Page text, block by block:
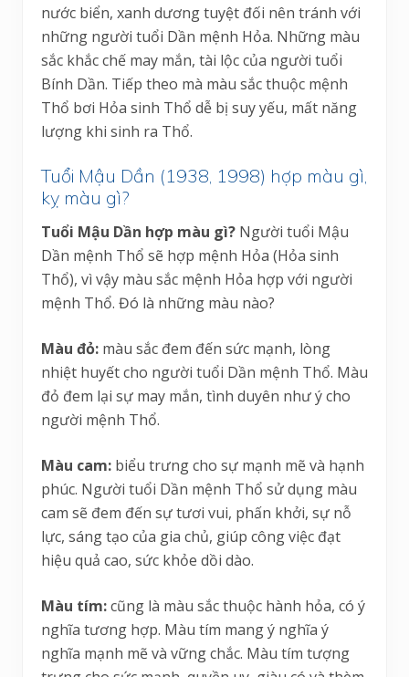
nước biển, xanh dương tuyệt đối nên tránh với
những người tuổi Dần mệnh Hỏa. Những màu
sắc khắc chế may mắn, tài lộc của người tuổi
Bính Dần. Tiếp theo mà màu sắc thuộc mệnh
Thổ bơi Hỏa sinh Thổ dễ bị suy yếu, mất năng
lượng khi sinh ra Thổ.
Tuổi Mậu Dần (1938, 1998) hợp màu gì,
kỵ màu gì?
Tuổi Mậu Dần hợp màu gì? Người tuổi Mậu
Dần mệnh Thổ sẽ hợp mệnh Hỏa (Hỏa sinh
Thổ), vì vậy màu sắc mệnh Hỏa hợp với người
mệnh Thổ. Đó là những màu nào?
Màu đỏ: màu sắc đem đến sức mạnh, lòng
nhiệt huyết cho người tuổi Dần mệnh Thổ. Màu
đỏ đem lại sự may mắn, tình duyên như ý cho
người mệnh Thổ.
Màu cam: biểu trưng cho sự mạnh mẽ và hạnh
phúc. Người tuổi Dần mệnh Thổ sử dụng màu
cam sẽ đem đến sự tươi vui, phấn khởi, sự nỗ
lực, sáng tạo của gia chủ, giúp công việc đạt
hiệu quả cao, sức khỏe dồi dào.
Màu tím:cũng là màu sắc thuộc hành hỏa, có ý
nghĩa tương hợp. Màu tím mang ý nghĩa ý
nghĩa mạnh mẽ và vững chắc. Màu tím tượng